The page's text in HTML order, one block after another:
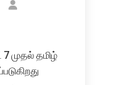
முதல் தமிழ்